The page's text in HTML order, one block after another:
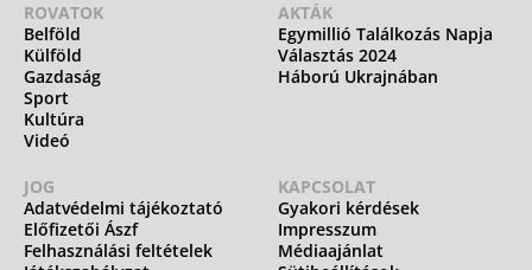
ROVATOK
Belföld
Külföld
Gazdaság
Sport
Kultúra
Videó
AKTÁK
Egymillió Találkozás Napja
Választás 2024
Háború Ukrajnában
JOG
Adatvédelmi tájékoztató
Előfizetői Ászf
Felhasználási feltételek
KAPCSOLAT
Gyakori kérdések
Impresszum
Médiaajánlat